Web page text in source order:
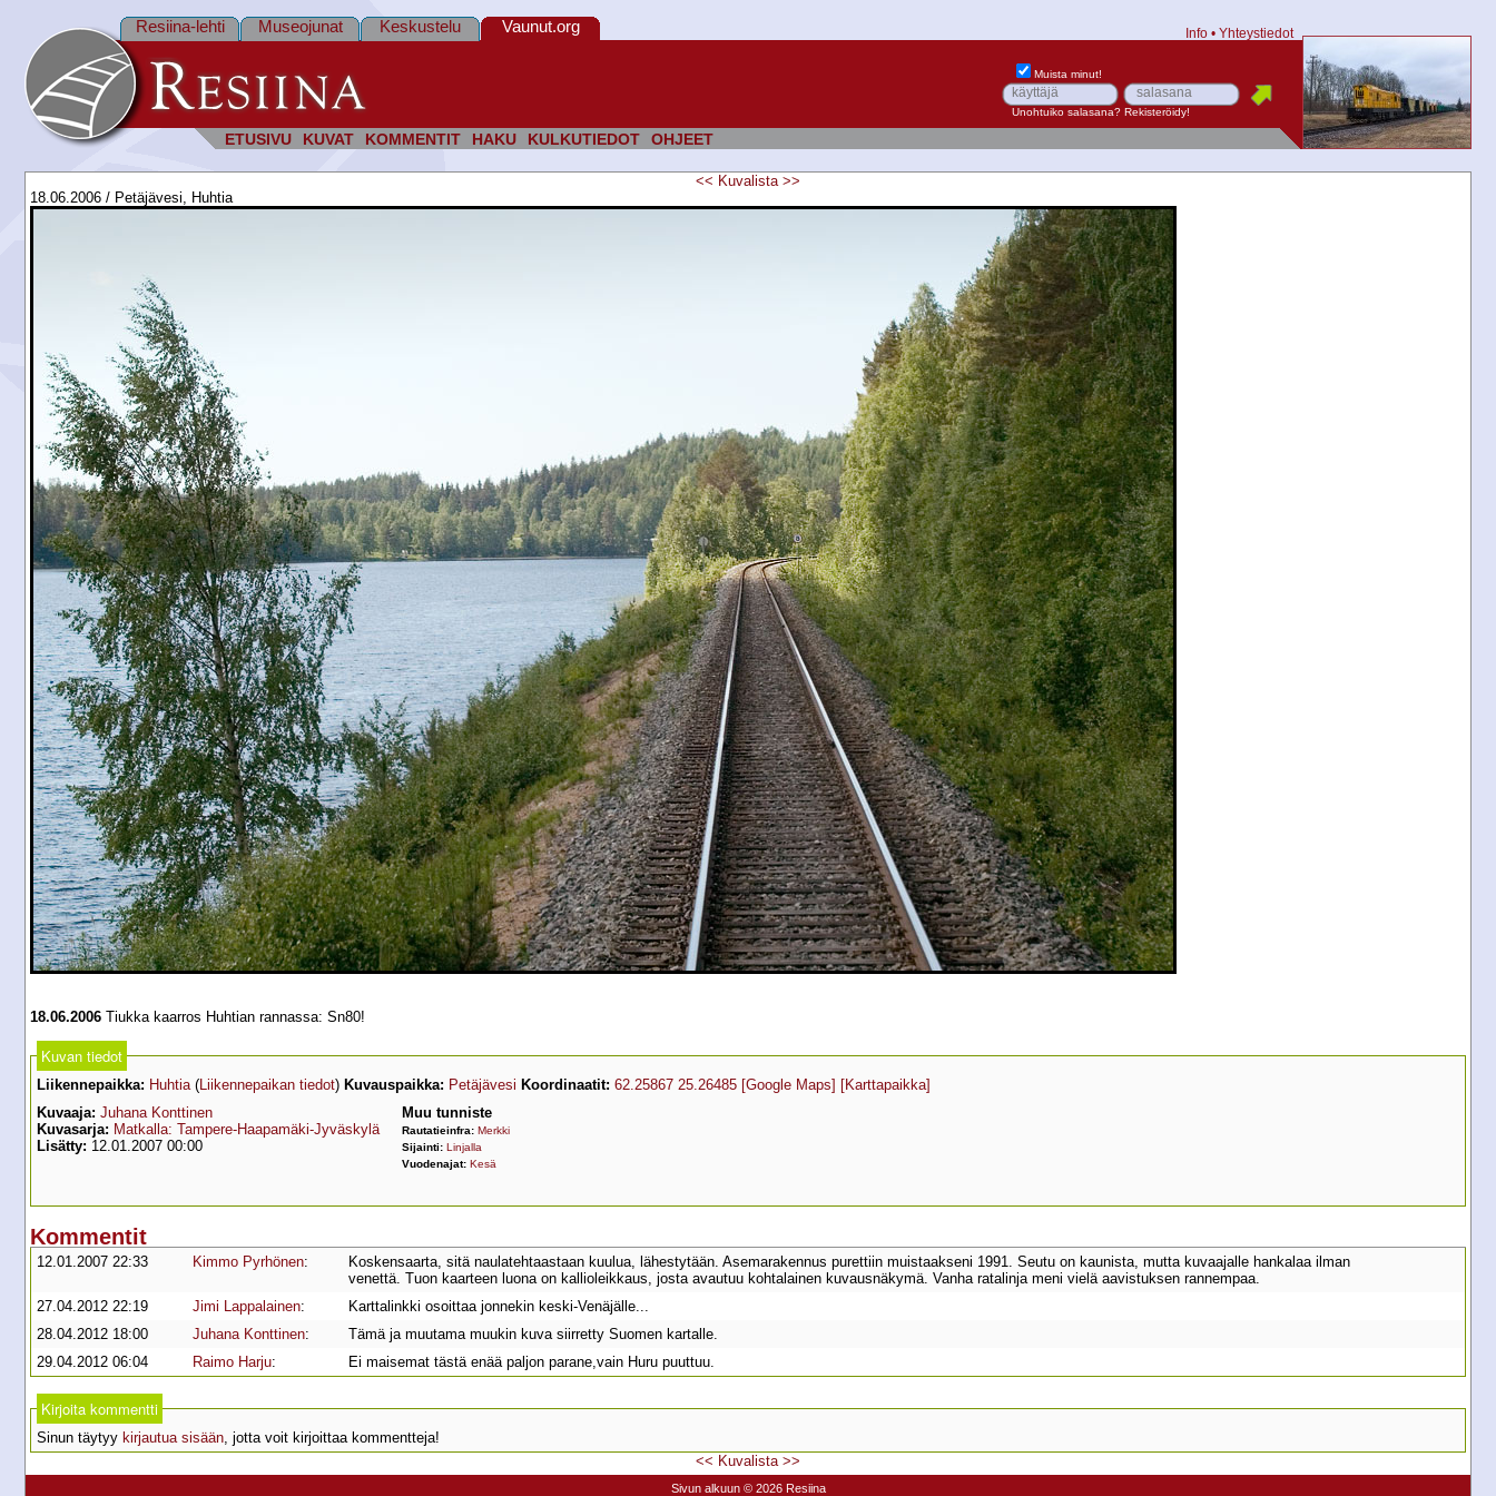
ETUSIVU KUVAT KOMMENTIT HAKU KULKUTIEDOT OHJEET
Resiina-lehti Museojunat Keskustelu Vaunut.org Info • Yhteystiedot
Muista minut!
Unohtuiko salasana? Rekisteröidy!
<< Kuvalista >>
18.06.2006 / Petäjävesi, Huhtia
18.06.2006 Tiukka kaarros Huhtian rannassa: Sn80!
Kuvan tiedot
Liikennepaikka: Huhtia(Liikennepaikan tiedot) Kuvauspaikka: Petäjävesi Koordinaatit: 62.25867 25.26485 [Google Maps] [Karttapaikka]
Kuvaaja: Juhana Konttinen
Kuvasarja: Matkalla: Tampere-Haapamäki-Jyväskylä
Lisätty: 12.01.2007 00:00
Muu tunniste
Rautatieinfra: Merkki
Sijainti: Linjalla
Vuodenajat: Kesä
Kommentit
12.01.2007 22:33 Kimmo Pyrhönen:
Koskensaarta, sitä naulatehtaastaan kuulua, lähestytään. Asemarakennus purettiin muistaakseni 1991. Seutu on kaunista, mutta kuvaajalle hankalaa ilman
venettä. Tuon kaarteen luona on kallioleikkaus, josta avautuu kohtalainen kuvausnäkymä. Vanha ratalinja meni vielä aavistuksen rannempaa.
27.04.2012 22:19
Jimi Lappalainen:
Karttalinkki osoittaa jonnekin keski-Venäjälle...
28.04.2012 18:00
Juhana Konttinen:
Tämä ja muutama muukin kuva siirretty Suomen kartalle.
29.04.2012 06:04
Raimo Harju: Ei maisemat tästä enää paljon parane,vain Huru puuttuu.
Kirjoita kommentti
Sinun täytyy kirjautua sisään, jotta voit kirjoittaa kommentteja!
<< Kuvalista >>
Sivun alkuun © 2026 Resiina